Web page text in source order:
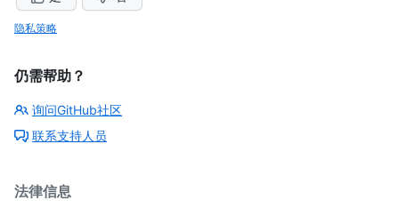
隐私策略
仍需帮助？
询问GitHub社区
联系支持人员
法律信息